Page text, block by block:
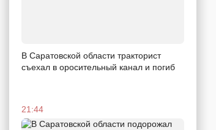
В Саратовской области тракторист
съехал в оросительный канал и погиб
21:44